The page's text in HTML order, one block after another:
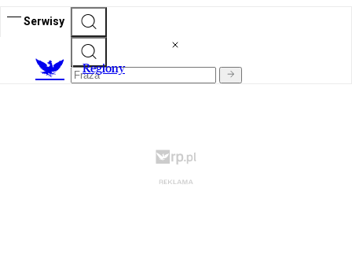
Serwisy
Regiony